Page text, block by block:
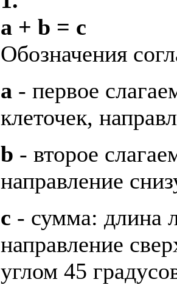
a + b = c
Обозначения
а - первое
клеточек,
b - второе
направление
с - сумма: длина
направление
углом 45